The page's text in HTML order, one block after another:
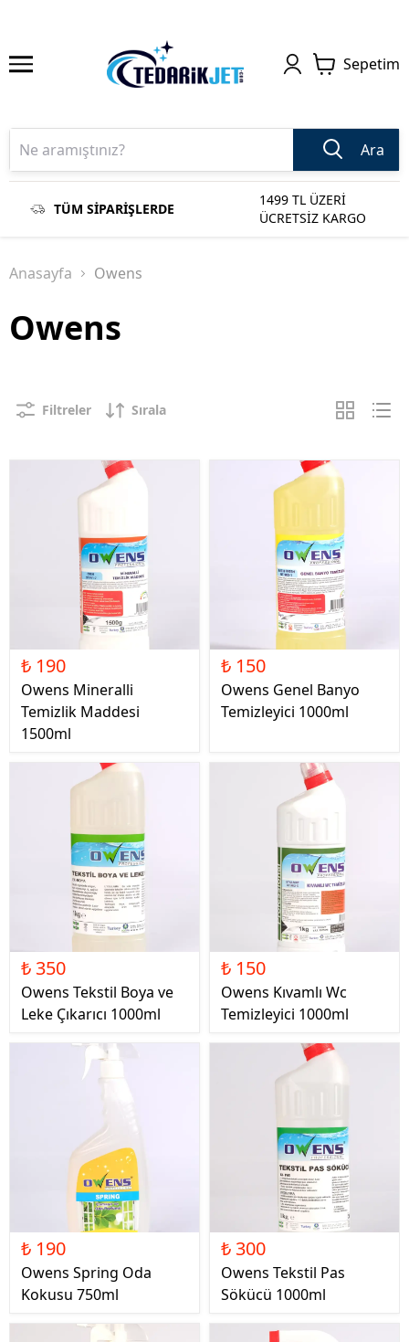
Sepetim
Ara
TÜM SİPARİŞLERDE
1499 TL ÜZERİ
ÜCRETSİZ KARGO
Anasayfa Owens
Owens
Filtreler Sırala
₺ 190
Owens Mineralli
Temizlik Maddesi
1500ml
₺ 150
Owens Genel Banyo
Temizleyici 1000ml
₺ 350
Owens Tekstil Boya ve
Leke Çıkarıcı 1000ml
₺ 150
Owens Kıvamlı Wc
Temizleyici 1000ml
₺ 190
Owens Spring Oda
Kokusu 750ml
₺ 300
Owens Tekstil Pas
Sökücü 1000ml